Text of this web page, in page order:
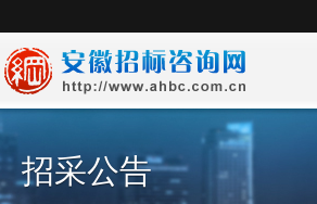
招采公告